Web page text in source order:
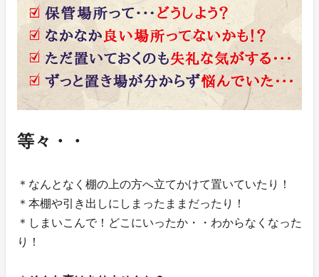
等々・・
＊なんとなく棚の上の方へ立てかけて置いていたり！
＊本棚や引き出しにしまったままだったり！
＊しまいこんで！どこにいったか・・わからなくなった
り！